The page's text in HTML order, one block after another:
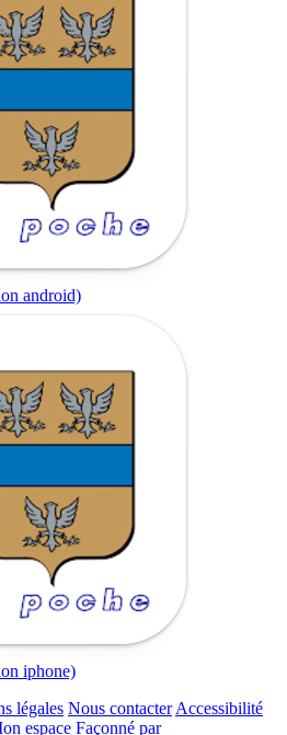
android)
iphone)
légales Nous contacter Accessibilité
espace Façonné par